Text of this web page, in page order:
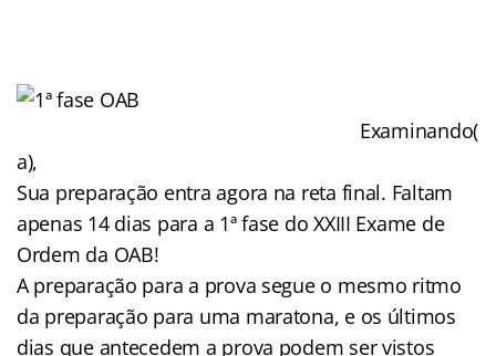
Examinando(
a),
Sua preparação entra agora na reta final. Faltam
apenas 14 dias para a 1ª fase do XXIII Exame de
Ordem da OAB!
A preparação para a prova segue o mesmo ritmo
da preparação para uma maratona, e os últimos
dias que antecedem a prova podem ser vistos